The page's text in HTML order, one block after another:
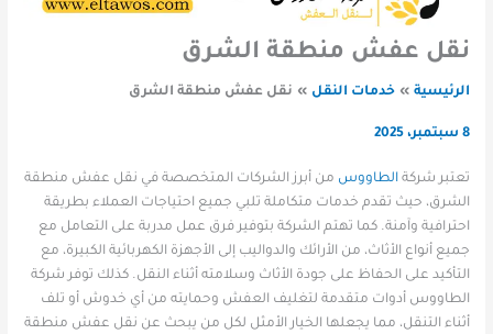
نقل عفش منطقة الشرق
الرئيسية خدمات النقل نقل عفش منطقة الشرق
8 سبتمبر، 2025
تعتبر شركة الطاووس من أبرز الشركات المتخصصة في نقل عفش منطقة
الشرق، حيث تقدم خدمات متكاملة تلبي جميع احتياجات العملاء بطريقة
احترافية وآمنة. كما تهتم الشركة بتوفير فرق عمل مدربة على التعامل مع
جميع أنواع الأثاث، من الأرائك والدواليب إلى الأجهزة الكهربائية الكبيرة، مع
التأكيد على الحفاظ على جودة الأثاث وسلامته أثناء النقل. كذلك توفر شركة
الطاووس أدوات متقدمة لتغليف العفش وحمايته من أي خدوش أو تلف
أثناء التنقل، مما يجعلها الخيار الأمثل لكل من يبحث عن نقل عفش منطقة